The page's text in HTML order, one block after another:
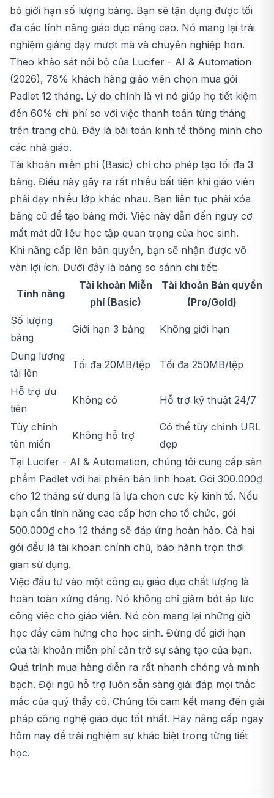
bỏ giới hạn số lượng bảng. Bạn sẽ tận dụng được tối
đa các tính năng giáo dục nâng cao. Nó mang lại trải
nghiệm giảng dạy mượt mà và chuyên nghiệp hơn.
Theo khảo sát nội bộ của Lucifer - AI & Automation
(2026), 78% khách hàng giáo viên chọn mua gói
Padlet 12 tháng. Lý do chính là vì nó giúp họ tiết kiệm
đến 60% chi phí so với việc thanh toán từng tháng
trên trang chủ. Đây là bài toán kinh tế thông minh cho
các nhà giáo.
Tài khoản miễn phí (Basic) chỉ cho phép tạo tối đa 3
bảng. Điều này gây ra rất nhiều bất tiện khi giáo viên
phải dạy nhiều lớp khác nhau. Bạn liên tục phải xóa
bảng cũ để tạo bảng mới. Việc này dẫn đến nguy cơ
mất mát dữ liệu học tập quan trọng của học sinh.
Khi nâng cấp lên bản quyền, bạn sẽ nhận được vô
vàn lợi ích. Dưới đây là bảng so sánh chi tiết:
Tính năng
Tài khoản Miễn
phí (Basic)
Tài khoản Bản quyền
(Pro/Gold)
Số lượng
bảng
Giới hạn 3 bảng Không giới hạn
Dung lượng
tải lên
Tối đa 20MB/tệp Tối đa 250MB/tệp
Hỗ trợ ưu
tiên
Không có Hỗ trợ kỹ thuật 24/7
Tùy chỉnh
tên miền
Không hỗ trợ
Có thể tùy chỉnh URL
đẹp
Tại Lucifer - AI & Automation, chúng tôi cung cấp sản
phẩm Padlet với hai phiên bản linh hoạt. Gói 300.000₫
cho 12 tháng sử dụng là lựa chọn cực kỳ kinh tế. Nếu
bạn cần tính năng cao cấp hơn cho tổ chức, gói
500.000₫ cho 12 tháng sẽ đáp ứng hoàn hảo. Cả hai
gói đều là tài khoản chính chủ, bảo hành trọn thời
gian sử dụng.
Việc đầu tư vào một công cụ giáo dục chất lượng là
hoàn toàn xứng đáng. Nó không chỉ giảm bớt áp lực
công việc cho giáo viên. Nó còn mang lại những giờ
học đầy cảm hứng cho học sinh. Đừng để giới hạn
của tài khoản miễn phí cản trở sự sáng tạo của bạn.
Quá trình mua hàng diễn ra rất nhanh chóng và minh
bạch. Đội ngũ hỗ trợ luôn sẵn sàng giải đáp mọi thắc
mắc của quý thầy cô. Chúng tôi cam kết mang đến giải
pháp công nghệ giáo dục tốt nhất. Hãy nâng cấp ngay
hôm nay để trải nghiệm sự khác biệt trong từng tiết
học.